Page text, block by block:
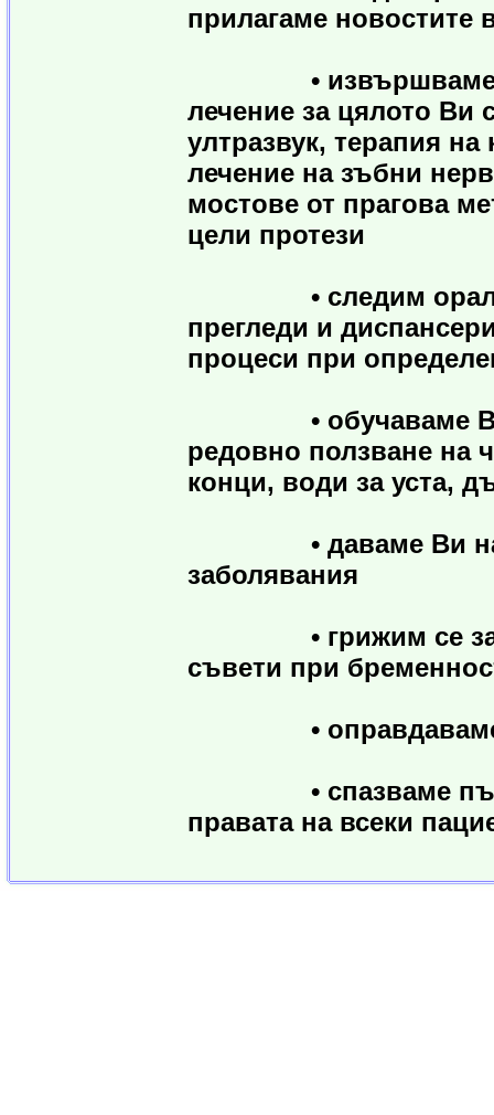
прилагаме новостите
• извършваме
лечение за цялото Ви
ултразвук, терапия
лечение на зъбни
мостове от прагова
цели протези
• следим
прегледи и
процеси при
• обучаваме Ви за
редовно ползване на
конци, води за уста,
• даваме Ви
заболявания
• грижим се за
съвети при
• оправдаваме
• спазваме пълна
правата на всеки